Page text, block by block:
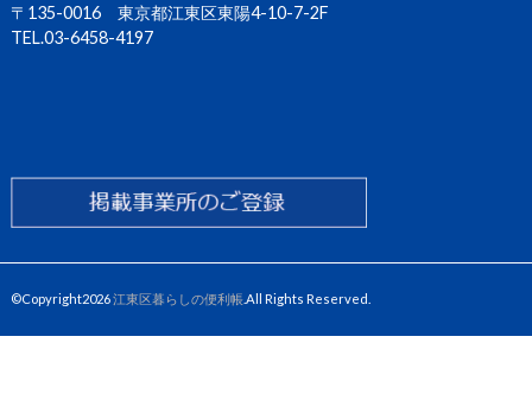
〒135-0016 東京都江東区東陽4-10-7-2F
TEL.03-6458-4197
©Copyright2026江東区暮らしの便利帳.All Rights Reserved.